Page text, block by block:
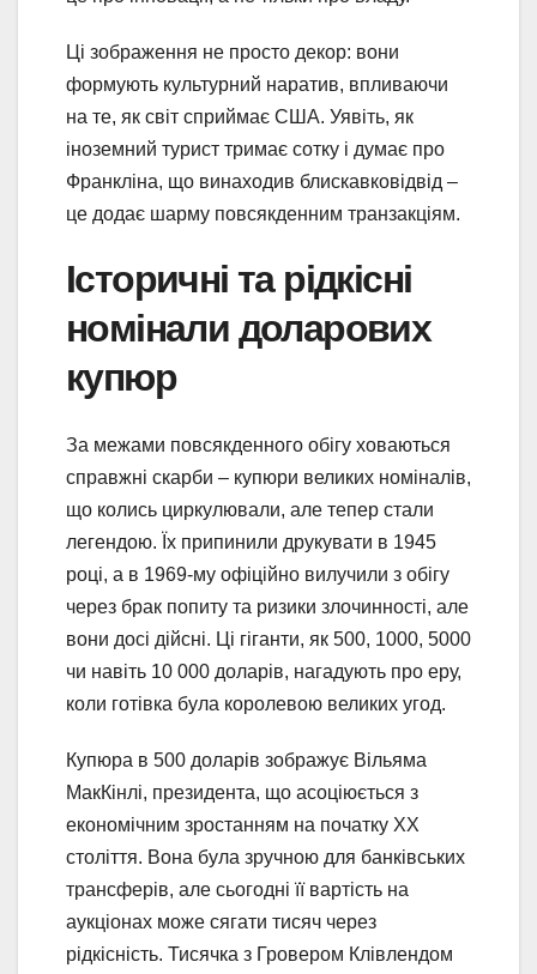
Ці зображення не просто декор: вони
формують культурний наратив, впливаючи
на те, як світ сприймає США. Уявіть, як
іноземний турист тримає сотку і думає про
Франкліна, що винаходив блискавковідвід –
це додає шарму повсякденним транзакціям.
Історичні та рідкісні
номінали доларових
купюр
За межами повсякденного обігу ховаються
справжні скарби – купюри великих номіналів,
що колись циркулювали, але тепер стали
легендою. Їх припинили друкувати в 1945
році, а в 1969-му офіційно вилучили з обігу
через брак попиту та ризики злочинності, але
вони досі дійсні. Ці гіганти, як 500, 1000, 5000
чи навіть 10 000 доларів, нагадують про еру,
коли готівка була королевою великих угод.
Купюра в 500 доларів зображує Вільяма
МакКінлі, президента, що асоціюється з
економічним зростанням на початку XX
століття. Вона була зручною для банківських
трансферів, але сьогодні її вартість на
аукціонах може сягати тисяч через
рідкісність. Тисячка з Гровером Клівлендом